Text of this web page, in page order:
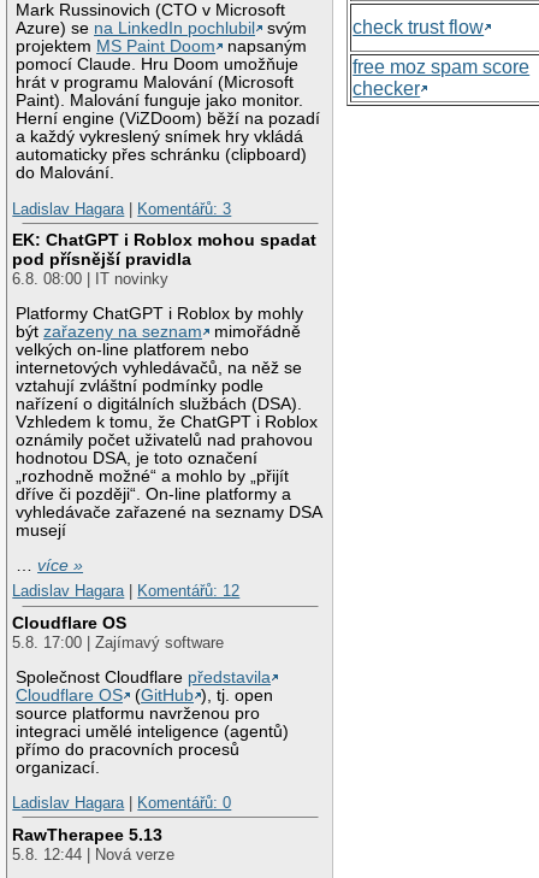
Mark Russinovich (CTO v Microsoft
Azure) se na LinkedIn pochlubil
svým
projektem MS Paint Doom
napsaným
pomocí Claude. Hru Doom umožňuje
hrát v programu Malování (Microsoft
Paint). Malování funguje jako monitor.
Herní engine (ViZDoom) běží na pozadí
a každý vykreslený snímek hry vkládá
automaticky přes schránku (clipboard)
do Malování.
Ladislav Hagara
Komentářů: 3
EK: ChatGPT i Roblox mohou spadat
pod přísnější pravidla
6.8. 08:00 | IT novinky
Platformy ChatGPT i Roblox by mohly
býtzařazeny na seznam
mimořádně
velkých on-line platforem nebo
internetových vyhledávačů, na něž se
vztahují zvláštní podmínky podle
nařízení o digitálních službách (DSA).
Vzhledem k tomu, že ChatGPT i Roblox
oznámily počet uživatelů nad prahovou
hodnotou DSA, je toto označení
„rozhodně možné“ a mohlo by „přijít
dříve či později“. On-line platformy a
vyhledávače zařazené na seznamy DSA
musejí
…více »
Ladislav Hagara| Komentářů: 12
Cloudflare OS
5.8. 17:00 | Zajímavý software
Společnost Cloudflare představila
Cloudflare OS
(GitHub ), tj. open
source platformu navrženou pro
integraci umělé inteligence (agentů)
přímo do pracovních procesů
organizací.
Ladislav Hagara| Komentářů: 0
RawTherapee 5.13
5.8. 12:44 | Nová verze
check trust flow
free moz spam score
checker